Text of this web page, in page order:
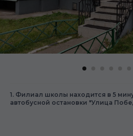
1. Филиал школы находится в 5
автобусной остановки "Улица